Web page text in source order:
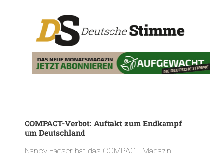
COMPACT-Verbot: Auftakt zum Endkampf
um Deutschland
Nancy Faeser hat das COMPACT-Magazin